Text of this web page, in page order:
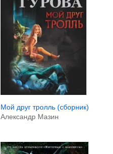
Мой друг тролль (сборник)
Александр Мазин